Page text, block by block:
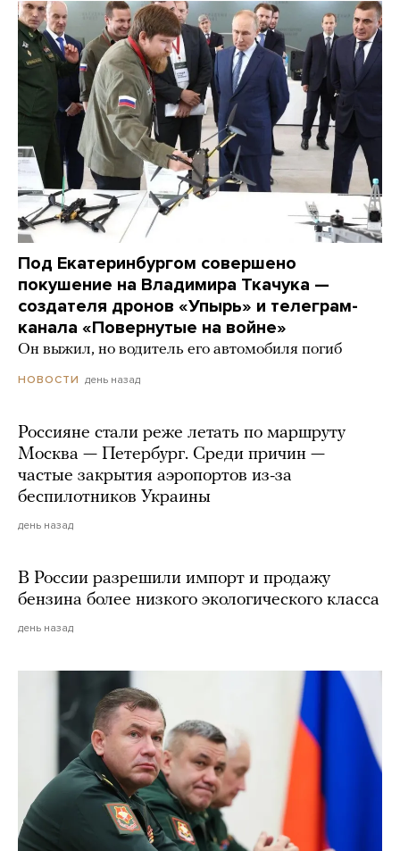
Под Екатеринбургом совершено
покушение на Владимира Ткачука —
создателя дронов «Упырь» и телеграм-
канала «Повернутые на войне»
Он выжил, но водитель его автомобиля погиб
НОВОСТИ день назад
Россияне стали реже летать по маршруту
Москва — Петербург. Среди причин —
частые закрытия аэропортов из-за
беспилотников Украины
день назад
В России разрешили импорт и продажу
бензина более низкого экологического класса
день назад